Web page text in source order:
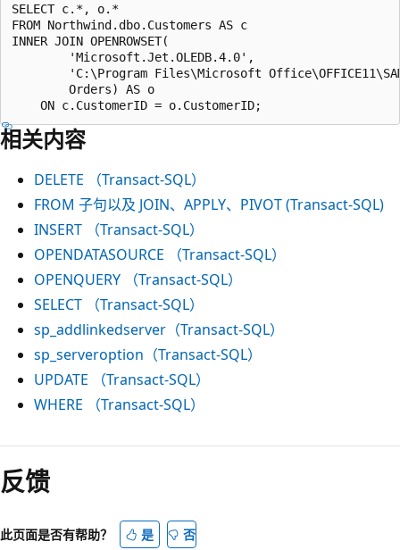
SELECT c.*, o.*
FROM Northwind.dbo.Customers AS c
INNER JOIN OPENROWSET(
        'Microsoft.Jet.OLEDB.4.0',
'C:\Program Files\Microsoft
        Orders) AS o
相关内容
DELETE （Transact-SQL）
FROM 子句以及 JOIN、APPLY、PIVOT (Transact-SQL)
INSERT （Transact-SQL）
OPENDATASOURCE （Transact-SQL）
OPENQUERY （Transact-SQL）
SELECT （Transact-SQL）
sp_addlinkedserver（Transact-SQL）
sp_serveroption（Transact-SQL）
UPDATE （Transact-SQL）
WHERE （Transact-SQL）
反馈
此页面是否有帮助？ 是 否